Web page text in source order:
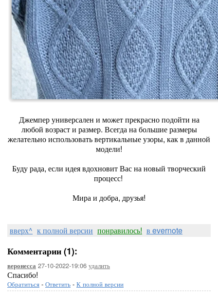
Джемпер универсален и может прекрасно подойти на
любой возраст и размер. Всегда на большие размеры
желательно использовать вертикальные узоры, как в данной
модели!
Буду рада, если идея вдохновит Вас на новый творческий
процесс!
Мира и добра, друзья!
вверх^ к полной версии понравилось! в evernote
Комментарии (1):
веронесса 27-10-2022-19:06 удалить
Спасибо!
Обратиться - Ответить - К полной версии